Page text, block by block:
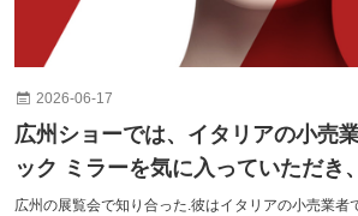
2026-06-17
広州ショーでは、イタリアの小売
ック ミラーを気に入っていただき
成立しました。
広州の展覧会で知り合った.彼はイタリアの小売業者